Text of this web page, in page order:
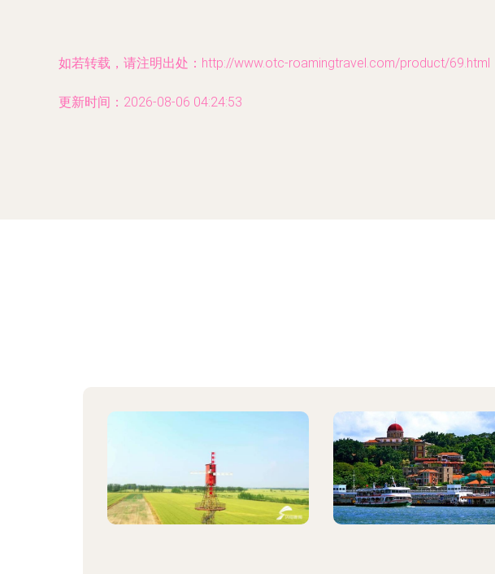
如若转载，请注明出处：http://www.otc-roamingtravel.com/product/69.html
更新时间：2026-08-06 04:24:53